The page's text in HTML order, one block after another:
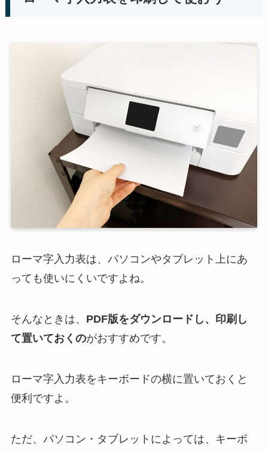
ローマ字入力表は、パソコンやタブレット上にあ
っても使いにくいですよね。
そんなときは、 PDF版をダウンロードし、印刷し
て置いておくのがおすすめです。
ローマ字入力表をキーボードの横に置いておくと
便利ですよ。
ただ、パソコン・タブレットによっては、キーボ